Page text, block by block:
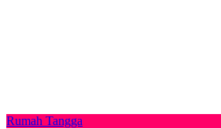
Rumah Tangga